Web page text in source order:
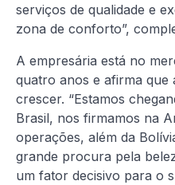
serviços de qualidade e
zona de conforto”,
A empresária está no
quatro anos e afirma que
crescer. “Estamos
Brasil, nos firmamos na
operações, além da
grande procura pela
um fator decisivo para o